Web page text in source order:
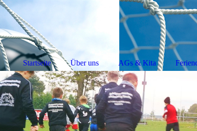
Startseite Über uns AGs & Kita